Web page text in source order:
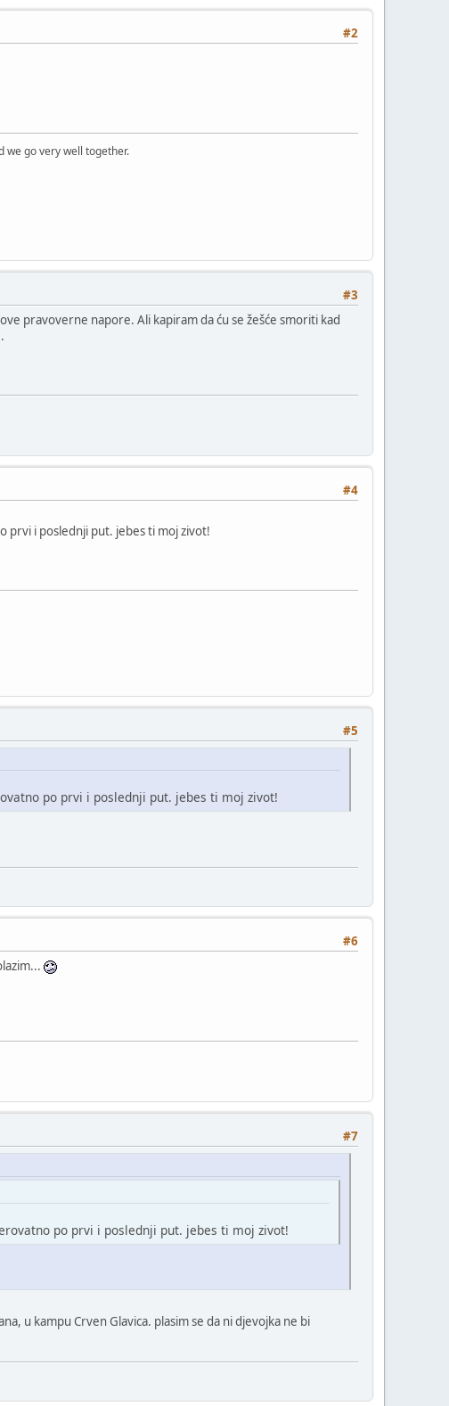
#2
we go very well together.
#3
pravoverne napore. Ali kapiram da ću se žešće smoriti kad
#4
prvi i poslednji put. jebes ti moj zivot!
#5
po prvi i poslednji put. jebes ti moj zivot!
#6
#7
po prvi i poslednji put. jebes ti moj zivot!
u kampu Crven Glavica. plasim se da ni djevojka ne bi